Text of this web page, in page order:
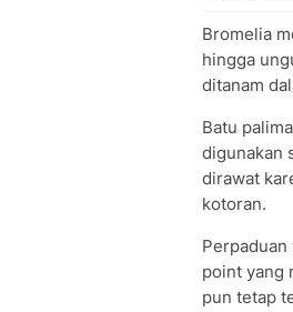
Bromelia
hingga
ditanam
Batu
digunakan
dirawat
kotoran.
point yang
pun tetap